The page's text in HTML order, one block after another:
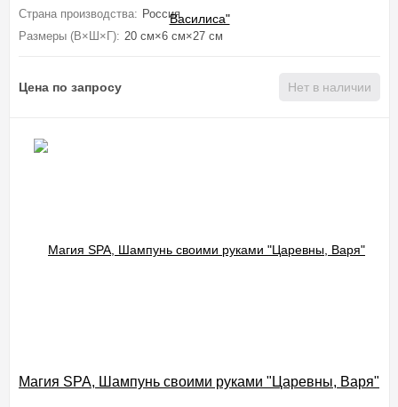
Страна производства: Россия
Размеры (В×Ш×Г): 20 см×6 см×27 см
Цена по запросу Нет в наличии
Магия SPA, Шампунь своими руками "Царевны, Варя"